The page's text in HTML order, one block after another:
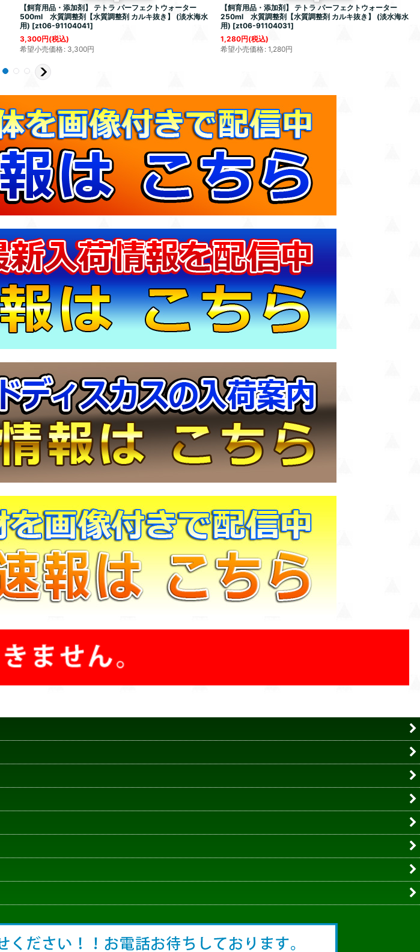
【飼育用品・添加剤】 テトラ パーフェクトウォーター
500ml 水質調整剤【水質調整剤 カルキ抜き】 (淡水海水
用) [zt06-91104041]
3,300円(税込)
希望小売価格: 3,300円
【飼育用品・添加剤】 テトラ パーフェクトウォーター
250ml 水質調整剤【水質調整剤 カルキ抜き】 (淡水海水
用) [zt06-91104031]
1,280円(税込)
希望小売価格: 1,280円